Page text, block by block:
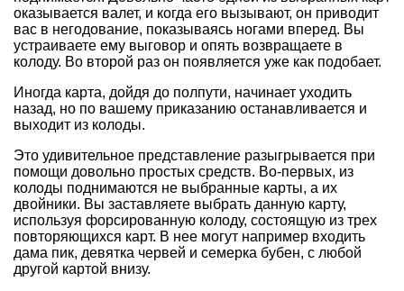
оказывается валет, и когда его вызывают, он приводит
вас в негодование, показываясь ногами вперед. Вы
устраиваете ему выговор и опять возвращаете в
колоду. Во второй раз он появляется уже как подобает.
Иногда карта, дойдя до полпути, начинает уходить
назад, но по вашему приказанию останавливается и
выходит из колоды.
Это удивительное представление разыгрывается при
помощи довольно простых средств. Во-первых, из
колоды поднимаются не выбранные карты, а их
двойники. Вы заставляете выбрать данную карту,
используя форсированную колоду, состоящую из трех
повторяющихся карт. В нее могут например входить
дама пик, девятка червей и семерка бубен, с любой
другой картой внизу.